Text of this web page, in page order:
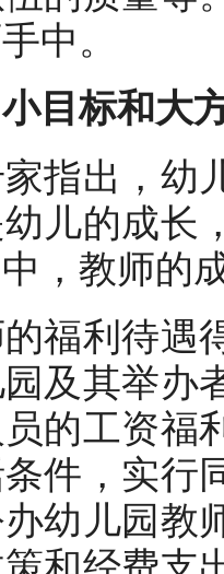
中。
目标和大
出，幼
儿的成长
中，教师的
利待遇
及其举办
的工资福
件，实行
幼儿园教
和经费支